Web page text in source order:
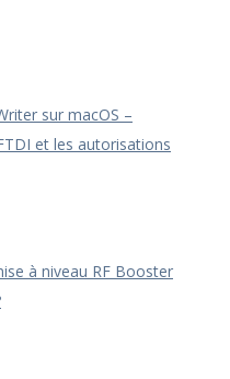
sur macOS –
et les autorisations
à niveau RF Booster